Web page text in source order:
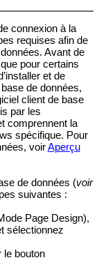
connexion à la
requises afin de
Avant de
pour certains
et de
de données,
client de base
par les
comprennent la
spécifique. Pour
voirAperçu
de données (voir
suivantes :
Page Design),
sélectionnez
le bouton